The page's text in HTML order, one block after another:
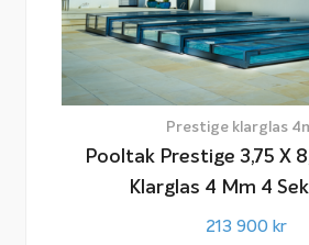
Prestige klarglas
Pooltak Prestige 3,75 X
Klarglas 4 Mm 4
213 900 kr